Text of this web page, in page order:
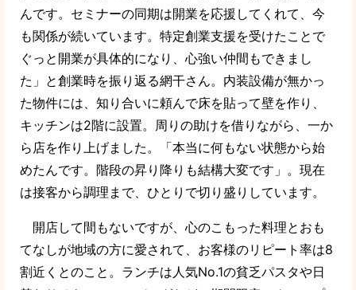
んです。セミナーの同期は開業を応援してくれて、今
も関係が続いています。特定創業支援を受けたことで
ぐっと開業が具体的になり、心強い仲間もできまし
た」と創業時を振り返る網干さん。内装設備が無かっ
た物件には、知り合いに頼んで床を貼って壁を作り、
キッチンは2階に設置。周りの助けを借りながら、一か
ら店を作り上げました。「本当に何もない状態から始
めたんです。階段の昇り降りも結構大変です」。現在
は接客から調理まで、ひとりで切り盛りしています。
開店して間もないですが、心のこもった料理とおも
てなしが地域の方に愛されて、お客様のリピート率は8
割近くとのこと。ランチは人気No.1の貧乏パスタや日